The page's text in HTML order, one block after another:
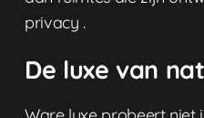
privacy .
De luxe van